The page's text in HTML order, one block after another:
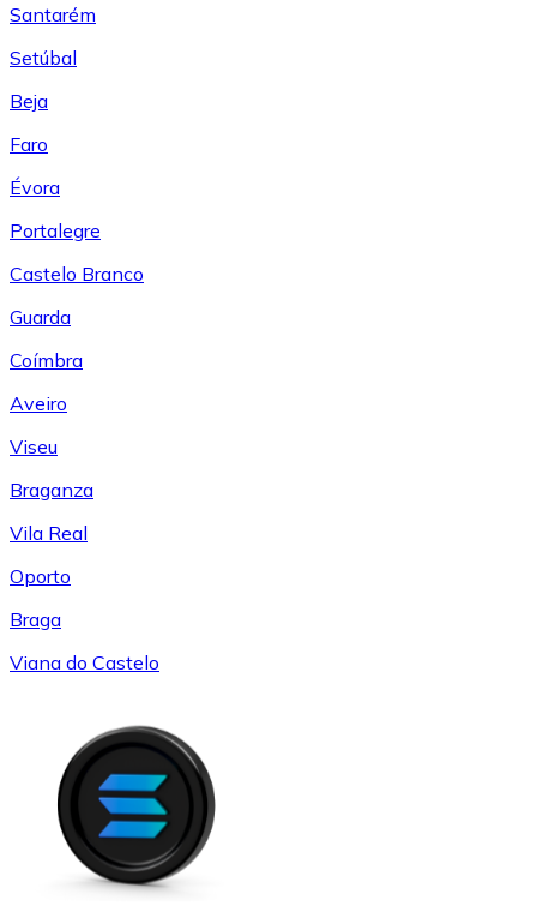
Santarém
Setúbal
Beja
Faro
Évora
Portalegre
Castelo Branco
Guarda
Coímbra
Aveiro
Viseu
Braganza
Vila Real
Oporto
Braga
Viana do Castelo